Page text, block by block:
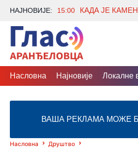
НАЈНОВИЈЕ: 15:00
Насловна Најновије Локалне
ВАША РЕКЛАМА МОЖЕ
Насловна
Друштво